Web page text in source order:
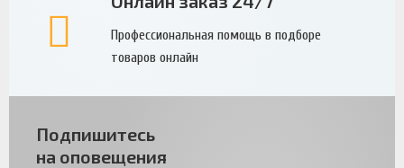
Профессиональная помощь в подборе
товаров онлайн
Подпишитесь
на оповещения